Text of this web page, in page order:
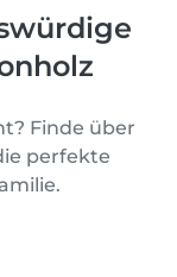
Finde über
perfekte